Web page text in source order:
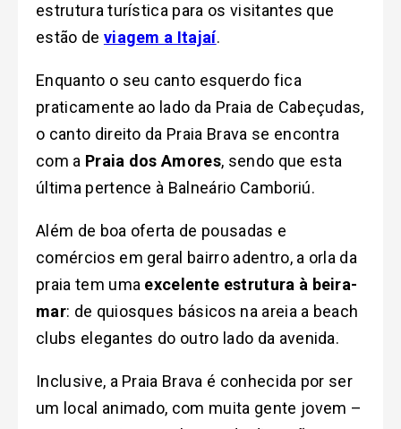
estrutura turística para os visitantes que
estão de viagem a Itajaí.
Enquanto o seu canto esquerdo fica
praticamente ao lado da Praia de Cabeçudas,
o canto direito da Praia Brava se encontra
com a Praia dos Amores, sendo que esta
última pertence à Balneário Camboriú.
Além de boa oferta de pousadas e
comércios em geral bairro adentro, a orla da
praia tem uma excelente estrutura à beira-
mar: de quiosques básicos na areia a beach
clubs elegantes do outro lado da avenida.
Inclusive, a Praia Brava é conhecida por ser
um local animado, com muita gente jovem –